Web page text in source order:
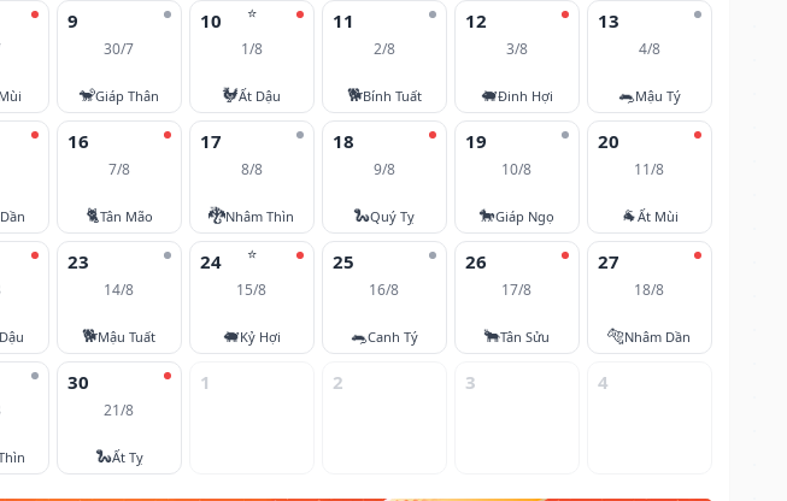
9
30/7
🐒Giáp Thân
⭐
10
1/8
🐓Ất Dậu
11
2/8
🐕Bính Tuất
12
3/8
🐖Đinh Hợi
13
4/8
🐀Mậu Tý
16
7/8
🐈Tân Mão
17
8/8
🐉Nhâm Thìn
18
9/8
🐍Quý Tỵ
19
10/8
🐎Giáp Ngọ
20
11/8
🐐Ất Mùi
23
14/8
🐕Mậu Tuất
⭐
24
15/8
🐖Kỷ Hợi
25
16/8
🐀Canh Tý
26
17/8
🐂Tân Sửu
27
18/8
🐅Nhâm Dần
30
21/8
🐍Ất Tỵ
1 2 3 4